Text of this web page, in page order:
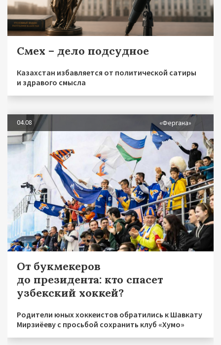
Смех – дело подсудное
Казахстан избавляется от политической сатиры
и здравого смысла
04.08 «Фергана»
От букмекеров
до президента: кто спасет
узбекский хоккей?
Родители юных хоккеистов обратились к Шавкату
Мирзиёеву с просьбой сохранить клуб «Хумо»